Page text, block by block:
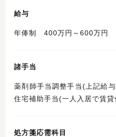
給与
年俸制 400万円～600万円
諸手当
薬剤師手当調整手当(上記給
住宅補助手当(一人入居で賃
処方箋応需科目